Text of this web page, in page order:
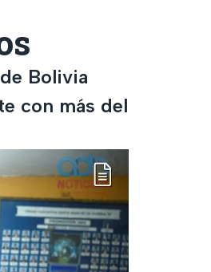
Bolivia
con más del